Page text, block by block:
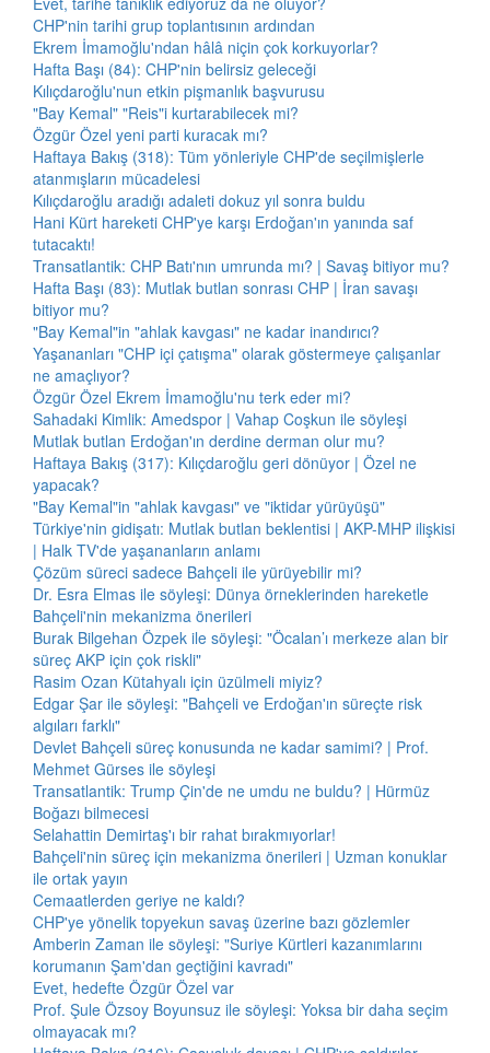
CHP'nin tarihi grup toplantısının ardından
Ekrem İmamoğlu'ndan hâlâ niçin çok korkuyorlar?
Hafta Başı (84): CHP'nin belirsiz geleceği
Kılıçdaroğlu'nun etkin pişmanlık başvurusu
"Bay Kemal" "Reis"i kurtarabilecek mi?
Özgür Özel yeni parti kuracak mı?
Haftaya Bakış (318): Tüm yönleriyle CHP'de seçilmişlerle
atanmışların mücadelesi
Kılıçdaroğlu aradığı adaleti dokuz yıl sonra buldu
Hani Kürt hareketi CHP'ye karşı Erdoğan'ın yanında saf
tutacaktı!
Transatlantik: CHP Batı'nın umrunda mı? | Savaş bitiyor mu?
Hafta Başı (83): Mutlak butlan sonrası CHP | İran savaşı
bitiyor mu?
"Bay Kemal"in "ahlak kavgası" ne kadar inandırıcı?
Yaşananları "CHP içi çatışma" olarak göstermeye çalışanlar
ne amaçlıyor?
Özgür Özel Ekrem İmamoğlu'nu terk eder mi?
Sahadaki Kimlik: Amedspor | Vahap Coşkun ile söyleşi
Mutlak butlan Erdoğan'ın derdine derman olur mu?
Haftaya Bakış (317): Kılıçdaroğlu geri dönüyor | Özel ne
yapacak?
"Bay Kemal"in "ahlak kavgası" ve "iktidar yürüyüşü"
Türkiye'nin gidişatı: Mutlak butlan beklentisi | AKP-MHP ilişkisi
| Halk TV'de yaşananların anlamı
Çözüm süreci sadece Bahçeli ile yürüyebilir mi?
Dr. Esra Elmas ile söyleşi: Dünya örneklerinden hareketle
Bahçeli'nin mekanizma önerileri
Burak Bilgehan Özpek ile söyleşi: "Öcalan’ı merkeze alan bir
süreç AKP için çok riskli"
Rasim Ozan Kütahyalı için üzülmeli miyiz?
Edgar Şar ile söyleşi: "Bahçeli ve Erdoğan'ın süreçte risk
algıları farklı"
Devlet Bahçeli süreç konusunda ne kadar samimi? | Prof.
Mehmet Gürses ile söyleşi
Transatlantik: Trump Çin'de ne umdu ne buldu? | Hürmüz
Boğazı bilmecesi
Selahattin Demirtaş'ı bir rahat bırakmıyorlar!
Bahçeli'nin süreç için mekanizma önerileri | Uzman konuklar
ile ortak yayın
Cemaatlerden geriye ne kaldı?
CHP'ye yönelik topyekun savaş üzerine bazı gözlemler
Amberin Zaman ile söyleşi: "Suriye Kürtleri kazanımlarını
korumanın Şam'dan geçtiğini kavradı"
Evet, hedefte Özgür Özel var
Prof. Şule Özsoy Boyunsuz ile söyleşi: Yoksa bir daha seçim
olmayacak mı?